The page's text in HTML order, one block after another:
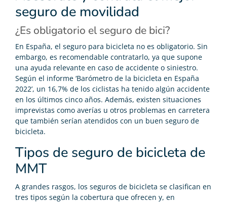
seguro de movilidad
¿Es obligatorio el seguro de bici?
En España, el seguro para bicicleta no es obligatorio. Sin
embargo, es recomendable contratarlo, ya que supone
una ayuda relevante en caso de accidente o siniestro.
Según el informe ‘Barómetro de la bicicleta en España
2022’, un 16,7% de los ciclistas ha tenido algún accidente
en los últimos cinco años. Además, existen situaciones
imprevistas como averías u otros problemas en carretera
que también serían atendidos con un buen seguro de
bicicleta.
Tipos de seguro de bicicleta de
MMT
A grandes rasgos, los seguros de bicicleta se clasifican en
tres tipos según la cobertura que ofrecen y, en